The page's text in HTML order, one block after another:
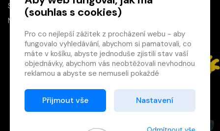
×
Máte u nás již
registrovaný
účet?
Registrací získáte slevu
na zboží ve výši 15 %
SO
10:00–13:00
NE
(souhlas s cookies)
Pro co nejlepší zážitek z procházení webu - aby
fungovalo vyhledávání, abychom si pamatovali, co
máte v košíku, abyste jednoduše zjistili stav vaší
objednávky, abychom vás neobtěžovali nevhodnou
reklamou a abyste se nemuseli pokaždé
Proto od vás potřebujeme souhlas se
zpracováním souborů cookies
Děkujeme, že nám ho dáte a pomůžete nám tak
Přijmout vše Nastavení